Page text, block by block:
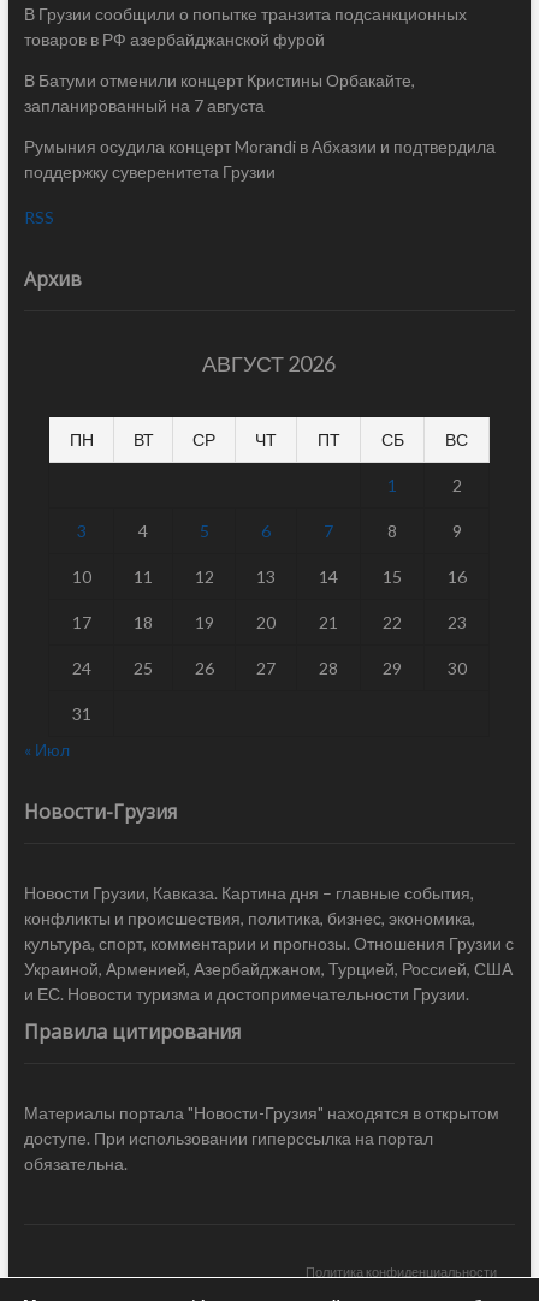
В Грузии сообщили о попытке транзита подсанкционных
товаров в РФ азербайджанской фурой
В Батуми отменили концерт Кристины Орбакайте,
запланированный на 7 августа
Румыния осудила концерт Morandi в Абхазии и подтвердила
поддержку суверенитета Грузии
RSS
Архив
АВГУСТ 2026
ПН ВТ СР ЧТ ПТ СБ ВС
1 2
3 4 5 6 7 8 9
10 11 12 13 14 15 16
17 18 19 20 21 22 23
24 25 26 27 28 29 30
31
« Июл
Новости-Грузия
Новости Грузии, Кавказа. Картина дня – главные события,
конфликты и происшествия, политика, бизнес, экономика,
культура, спорт, комментарии и прогнозы. Отношения Грузии с
Украиной, Арменией, Азербайджаном, Турцией, Россией, США
и ЕС. Новости туризма и достопримечательности Грузии.
Правила цитирования
Материалы портала "Новости-Грузия" находятся в открытом
доступе. При использовании гиперссылка на портал
обязательна.
Политика конфиденциальности